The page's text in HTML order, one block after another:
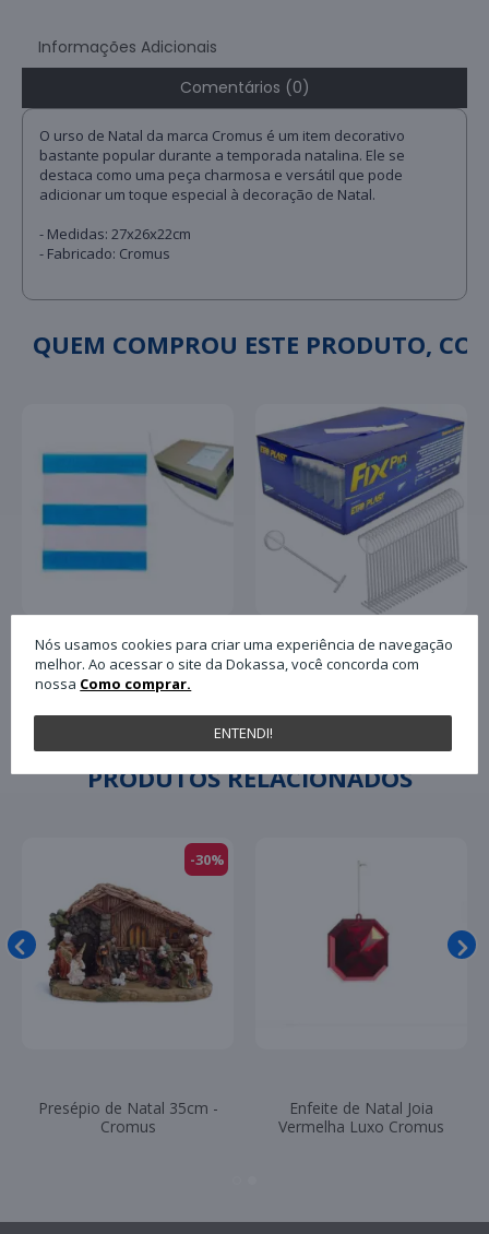
Informações Adicionais
Comentários (0)
O urso de Natal da marca Cromus é um item decorativo
bastante popular durante a temporada natalina. Ele se
destaca como uma peça charmosa e versátil que pode
adicionar um toque especial à decoração de Natal.
- Medidas: 27x26x22cm
- Fabricado: Cromus
QUEM COMPROU ESTE PRODUTO,
Envelope Plastico para
Nota Fiscal Plasvit
Pino Plástico Tag Fix
Pin Antifurto 40mm
Paulimaq
PRODUTOS RELACIONADOS
Bola de Natal Vermelha c/4
10cm - Cromus
Bola de Natal Stitch 8cm
c/4un - Cromus
Nós usamos cookies para criar uma experiência de navegação
melhor. Ao acessar o site da Dokassa, você concorda com
nossa Como comprar.
ENTENDI!